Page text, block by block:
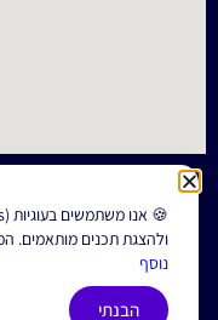
התקשרו עכשיו
ולהצגת תכנים מותאמים.
נוסף
הבנתי